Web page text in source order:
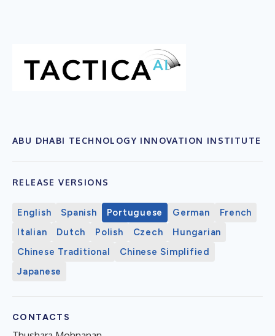
ABU DHABI TECHNOLOGY INNOVATION INSTITUTE
RELEASE VERSIONS
English Spanish Portuguese German
French
Italian
Dutch Polish Czech
Hungarian
Chinese Traditional
Chinese Simplified
Japanese
CONTACTS